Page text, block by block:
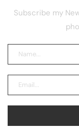
Subscribe my